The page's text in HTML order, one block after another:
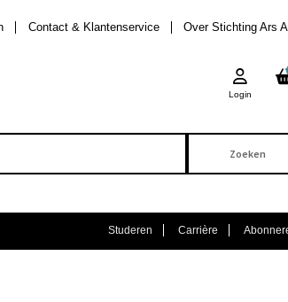
Over Stichting Ars
Contact & Klantenservice
Login
Studeren Carrière